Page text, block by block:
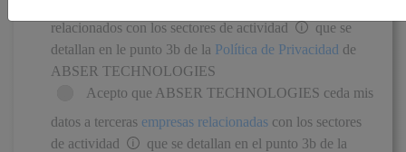
relacionados con los sectores de actividad
que se
detallan en le punto 3b de la Política de Privacidad de
ABSER TECHNOLOGIES
Acepto que ABSER TECHNOLOGIES ceda mis
datos a terceras empresas relacionadas con los sectores
de actividad
que se detallan en el punto 3b de la